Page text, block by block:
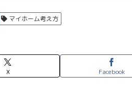
マイホーム考え方
X Facebook